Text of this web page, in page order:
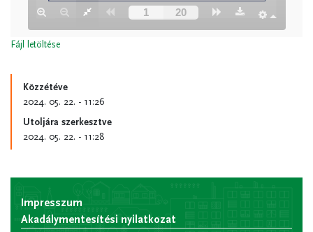
Fájl letöltése
Közzétéve
2024. 05. 22. - 11:26
Utoljára szerkesztve
2024. 05. 22. - 11:28
Impresszum
Akadálymentesítési nyilatkozat